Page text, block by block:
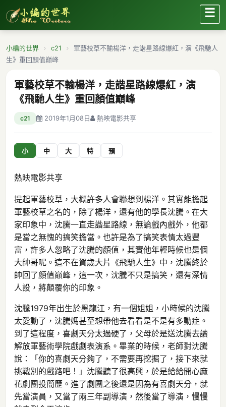
☰
小編的世界 c21
軍藝校草不輸楊洋，走諧星路線爆紅，演《飛馳人
生》重回顏值巔峰
軍藝校草不輸楊洋，走諧星路線爆紅，演
《飛馳人生》重回顏值巔峰
c21 2019年1月08日 熱映電影共享
小 中 大 特 預
熱映電影共享
提起軍藝校草，大概許多人會聯想到楊洋。其實能擔起
軍藝校草之名的，除了楊洋，還有他的學長沈騰。在大
家印象中，沈騰一直走諧星路線，無論戲內戲外，他都
是當之無愧的搞笑擔當。也許是為了搞笑表情太過豐
富，許多人忽略了沈騰的顏值，其實他年輕時候也是個
大帥哥呢。這不在賀歲大片《飛馳人生》中，沈騰終於
帥回了顏值巔峰，這一次，沈騰不只是搞笑，還有深情
人設，將顛覆你的印象。
沈騰1979年出生於黑龍江，有一個姐姐，小時候的沈騰
太愛動了，沈騰媽甚至想帶他去看看是不是有多動症。
到了這程度，喜劇天分太過硬了，父母於是送沈騰去讀
解放軍藝術學院戲劇表演系。畢業的時候，老師對沈騰
說：「你的喜劇天分夠了，不需要再挖掘了，接下來就
挑戰別的戲路吧！」沈騰聽了很高興，於是給給開心麻
花劇團投簡歷。進了劇團之後還是因為有喜劇天分，就
先當演員，又當了兩三年副導演，然後當了導演，慢慢